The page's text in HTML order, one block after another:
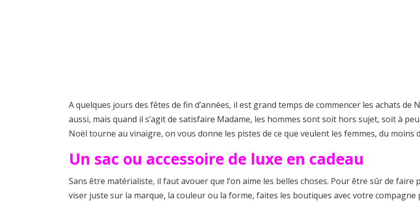
A quelques jours des fêtes de fin d’années, il est grand temps de commencer les achats
aussi, mais quand il s’agit de satisfaire Madame, les hommes sont soit hors sujet, soit à
Noël tourne au vinaigre, on vous donne les pistes de ce que veulent les femmes, du moins
Un sac ou accessoire de luxe en cadeau
Sans être matérialiste, il faut avouer que l’on aime les belles choses. Pour être sûr de faire
viser juste sur la marque, la couleur ou la forme, faites les boutiques avec votre compagne